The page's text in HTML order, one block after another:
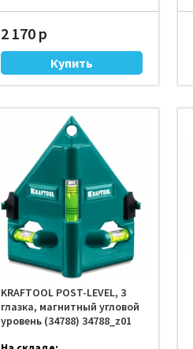
2 170 р
KRAFTOOL POST-LEVEL, 3
глазка, магнитный угловой
уровень (34788) 34788_z01